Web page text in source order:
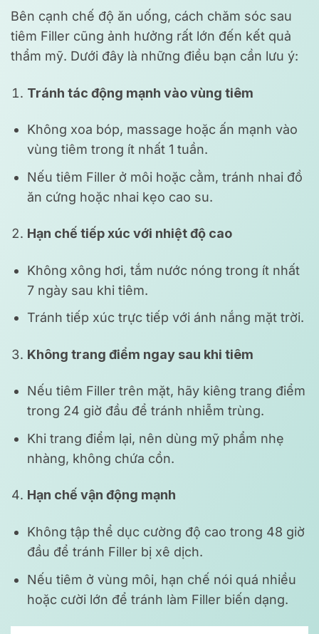
Bên cạnh chế độ ăn uống, cách chăm sóc sau
tiêm Filler cũng ảnh hưởng rất lớn đến kết quả
thẩm mỹ. Dưới đây là những điều bạn cần lưu ý:
Tránh tác động mạnh vào vùng tiêm
Không xoa bóp, massage hoặc ấn mạnh vào
vùng tiêm trong ít nhất 1 tuần.
Nếu tiêm Filler ở môi hoặc cằm, tránh nhai đồ
ăn cứng hoặc nhai kẹo cao su.
Hạn chế tiếp xúc với nhiệt độ cao
Không xông hơi, tắm nước nóng trong ít nhất
7 ngày sau khi tiêm.
Tránh tiếp xúc trực tiếp với ánh nắng mặt trời.
Không trang điểm ngay sau khi tiêm
Nếu tiêm Filler trên mặt, hãy kiêng trang điểm
trong 24 giờ đầu để tránh nhiễm trùng.
Khi trang điểm lại, nên dùng mỹ phẩm nhẹ
nhàng, không chứa cồn.
Hạn chế vận động mạnh
Không tập thể dục cường độ cao trong 48 giờ
đầu để tránh Filler bị xê dịch.
Nếu tiêm ở vùng môi, hạn chế nói quá nhiều
hoặc cười lớn để tránh làm Filler biến dạng.